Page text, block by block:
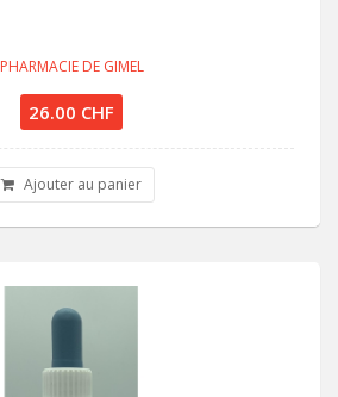
PHARMACIE DE GIMEL
26.00 CHF
Ajouter au panier